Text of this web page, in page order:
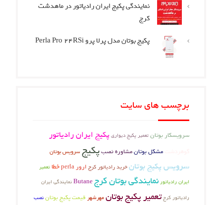
نمایندگی پکیج ایران رادیاتور در ماهدشت
کرج
پکیج بوتان مدل پرلا پرو Perla Pro 24RSi
برچسب های سایت
سرویسکار بوتانتعمیر پکیج دیواریپکیج ایران رادیاتور
مشکل بوتانمشاوره نصبپکیجسرویس بوتان
سرویس پکیج بوتانخرید رادیاتور کرج ارور perla خطاتعمیر
ایران رادیاتورنمایندگی بوتان کرجButaneنمایندگی ایران
رادیاتور کرجتعمیر پکیج بوتانمهرشهر قیمت پکیج بوتان نصب